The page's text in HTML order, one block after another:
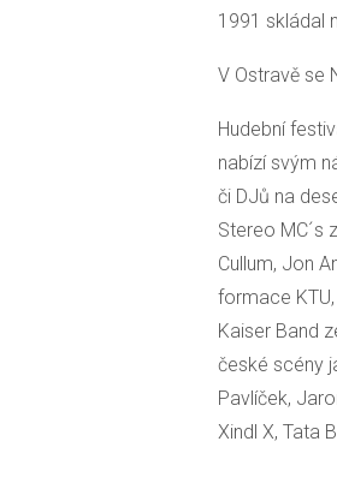
1991 skládal
V Ostravě se
Hudební
nabízí svým
či DJů na
Stereo MC´s
Cullum, Jon
formace
Kaiser Band
české scény
Pavlíček,
Xindl X, Tata